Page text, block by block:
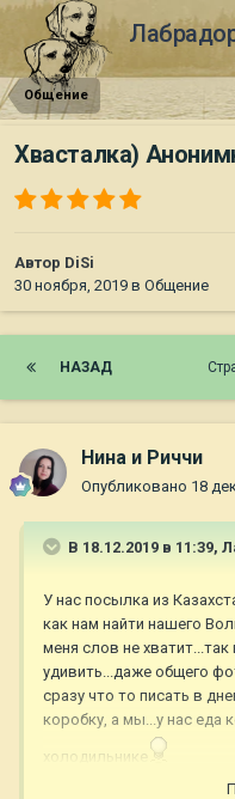
Общение
Хвасталка)
Автор DiSi
30 ноября, 2019 в Общение
НАЗАД
Нина и Риччи
Опубликовано 18
В 18.12.2019 в 11:39,
У нас посылка из
как нам найти нашего
меня слов не
удивить...даже общего
сразу что то писать в
коробку, а мы...у нас еда
холодильнике